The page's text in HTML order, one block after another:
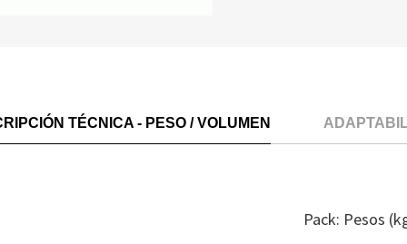
TÉCNICA - PESO / VOLUMEN
Pack: Pesos